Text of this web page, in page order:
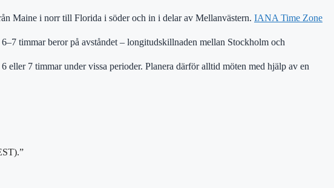
Maine i norr till Florida i söder och in i delar av Mellanvästern. IANA Time Zone
timmar beror på avståndet – longitudskillnaden mellan Stockholm och
eller 7 timmar under vissa perioder. Planera därför alltid möten med hjälp av en